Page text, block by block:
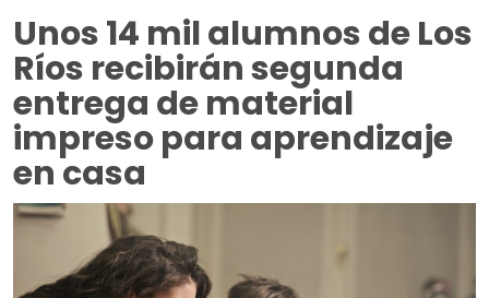
Unos 14 mil alumnos de Los
Ríos recibirán segunda
entrega de material
impreso para aprendizaje
en casa